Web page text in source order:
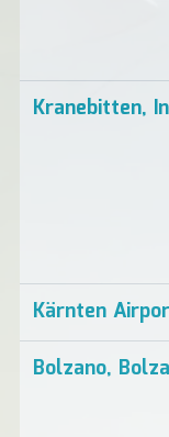
Kranebitten,
Kärnten
Bolzano,